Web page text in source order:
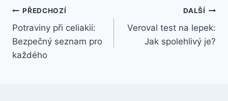
Navigace
pro
příspěvek
PŘEDCHOZÍ
Potraviny při celiakii:
Bezpečný seznam pro
každého
DALŠÍ
Veroval test na lepek:
Jak spolehlivý je?